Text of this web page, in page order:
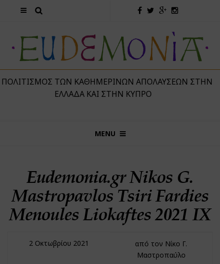
ΤΩΝ ΚΑΘΗΜΕΡΙΝΏΝ ΑΠΟΛΑΎΣΕΩΝ ΣΤΗΝ
ΕΛΛΆΔΑ ΚΑΙ ΣΤΗΝ ΚΎΠΡΟ
MENU
Eudemonia.gr Nikos G.
Mastropavlos Tsiri Fardies
Menoules Liokaftes 2021 IX
2 Οκτωβρίου 2021
από τον Νίκο Γ.
Μαστροπαύλο